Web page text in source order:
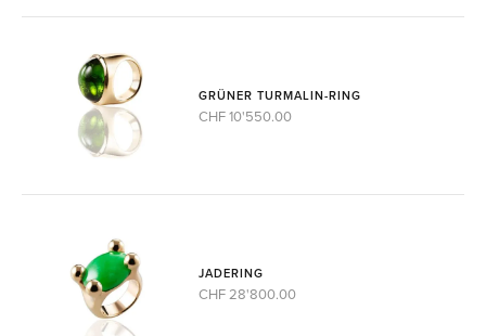
GRÜNER TURMALIN-RING
CHF 10'550.00
JADERING
CHF 28'800.00